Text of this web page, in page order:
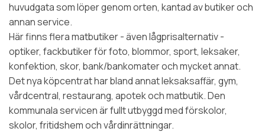
huvudgata som löper genom orten, kantad av butiker och
annan service.
Här finns flera matbutiker - även lågprisalternativ -
optiker, fackbutiker för foto, blommor, sport, leksaker,
konfektion, skor, bank/bankomater och mycket annat.
Det nya köpcentrat har bland annat leksaksaffär, gym,
vårdcentral, restaurang, apotek och matbutik. Den
kommunala servicen är fullt utbyggd med förskolor,
skolor, fritidshem och vårdinrättningar.